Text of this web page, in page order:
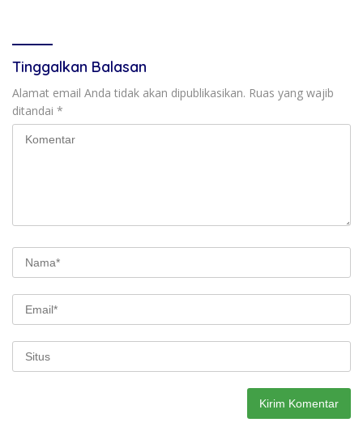
Tinggalkan Balasan
Alamat email Anda tidak akan dipublikasikan. Ruas yang wajib
ditandai *